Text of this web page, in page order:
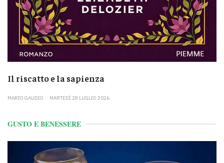
Il riscatto e la sapienza
MARIO GAUDIO MARTEDÌ 28 LUGLIO 2026
GUSTO E BENESSERE